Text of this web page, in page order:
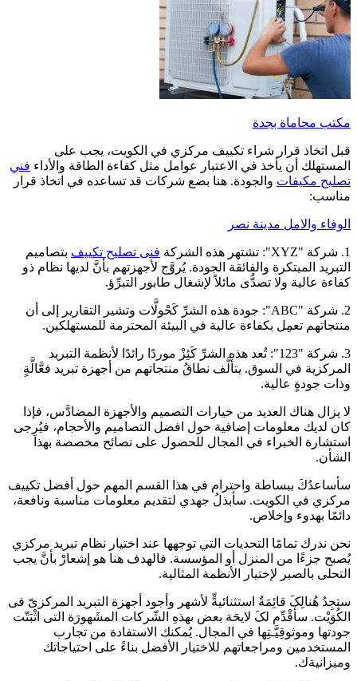
مكتب محاماة بجدة
قبل اتخاذ قرار شراء تكييف مركزي في الكويت، يجب على
المستهلك أن يأخذ في الاعتبار عوامل مثل كفاءة الطاقة والأداء فني
تصليح مكيفات والجودة. هنا بضع شركات قد تساعده في اتخاذ قرار
مناسب:
الوفاء والامل مدينة نصر
1. شركة "XYZ": تشتهر هذه الشركة فنى تصليح تكييف بتصاميم
التبريد المبتكرة والفائقة الجودة. يُروَّج لأجهزتهم بأنَّ لديها نظام ذو
كفاءة عالية ولا تصدُّى مائلاً لإشغال طابور التبرِّؤ.
2. شركة "ABC": جودة هذه الشرِّ كَحْولَّات وتشير التقارير إلى أن
منتجاتهم تعمِل بكفاءة عالية في البيئة المحترمة للمستهلكين.
3. شركة "123": تُعد هذه الشرِّ كَئِزْ موردًا رائدًا لأنظمة التبريد
المركزية في السوق. يتألَّف نطاقُ منتجاتهم من أجهزة تبريد فعَّالَّةٍ
وذات جودةٍ عالية.
لا يزال هناك العديد من خيارات التصميم والأجهزة المضادَّس، فإذا
كان لديك معلومات إضافية حول افضل التصاميم والأحجام، فيُرِجى
استشارة الخبراء في المجال للحصول على نصائح مخصصة بهذا
الشأن.
سأساعدُكَ ببساطة واحترام في هذا القسم المهم حول أفضل تكييف
مركزي في الكويت. سأبذلُ جهدي لتقديم معلومات مناسبة ونافعة،
دائمًا بهدوء وإخلاص.
نحن ندرك تمامًا التحديات التي توجهها عند اختيار نظام تبريد مركزي
يُصبح جزءًا من المنزل أو المؤسسة. فالهدف هنا هو إشعارْ بأنَّ يجب
التحلى بالصبر لإختیار الأنظمة المثالية.
ستجِدُ هُنالِکَ قائِمَةٌ استثنائيةٍّ لأشهر وأجود أجهزة التبرید المرکزیّ فی
الکُوَیْت. سأقْدِّم لکَ لایحَة بعض ىھذەِ الشّرکات المشَهورَة التی اثْبَتّت
جودتها وموثوقِيَّـتِھا في المجال. يُمکنك الاستفادة من تجارب
المستخدمين ومراجعاتهم للاختيار الأفضل بناءً على احتياجاتك
وميزانيةك.